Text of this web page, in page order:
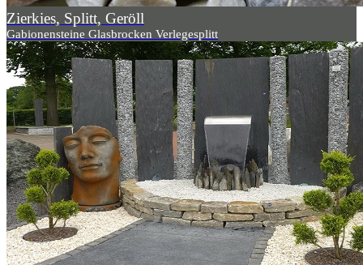
Zierkies, Splitt, Geröll
Gabionensteine Glasbrocken Verlegesplitt